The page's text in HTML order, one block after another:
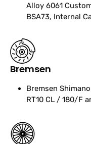
Alloy 6061
BSA73, Internal
Bremsen
Bremsen
RT10 CL / 180/F